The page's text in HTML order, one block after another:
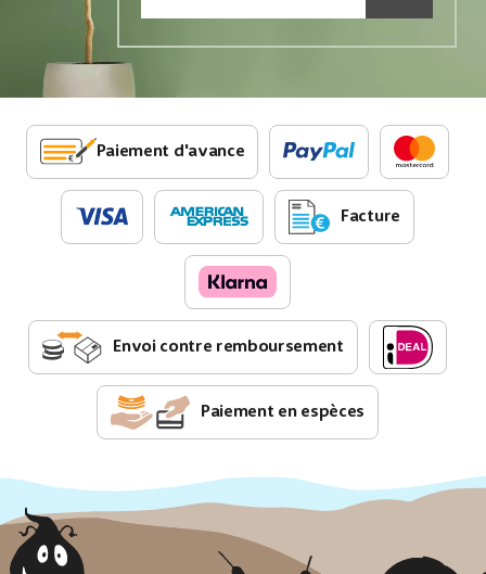
Paiement d'avance
Facture
Envoi contre remboursement
Paiement en espèces